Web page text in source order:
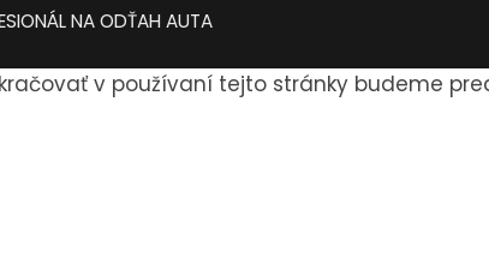
NA ODŤAH AUTA
v používaní tejto stránky budeme